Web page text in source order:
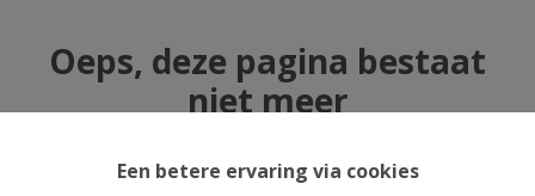
Een betere ervaring via cookies
Oeps, deze pagina bestaat
niet meer